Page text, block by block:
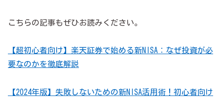
こちらの記事もぜひお読みください。
【超初心者向け】楽天証券で始める新NISA：なぜ投資が必
要なのかを徹底解説
【2024年版】失敗しないための新NISA活用術！初心者向け